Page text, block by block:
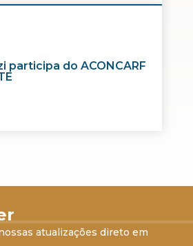
participa do ACONCARF
atualizações direto em